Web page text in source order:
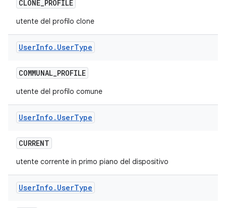
CLONE_PROFILE
utente del profilo clone
UserInfo . UserType
COMMUNAL_PROFILE
utente del profilo comune
UserInfo . UserType
CURRENT
utente corrente in primo piano del dispositivo
UserInfo . UserType